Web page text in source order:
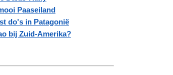
Paaseiland
do's in Patagonië
bij Zuid-Amerika?